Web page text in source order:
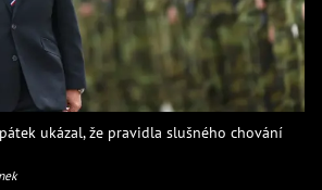
ukázal, že pravidla slušného chování